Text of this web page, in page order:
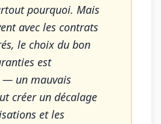
pourquoi. Mais
avec les contrats
le choix du bon
est
un mauvais
créer un décalage
et les